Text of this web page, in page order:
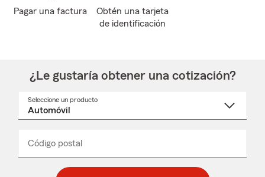
Pagar una factura
Obtén una tarjeta
de identificación
¿Le gustaría obtener una cotización?
Seleccione un producto
desplegable
Código postal
_____